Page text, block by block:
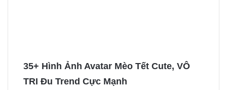
35+ Hình Ảnh Avatar Mèo Tết Cute, VÔ
TRI Đu Trend Cực Mạnh